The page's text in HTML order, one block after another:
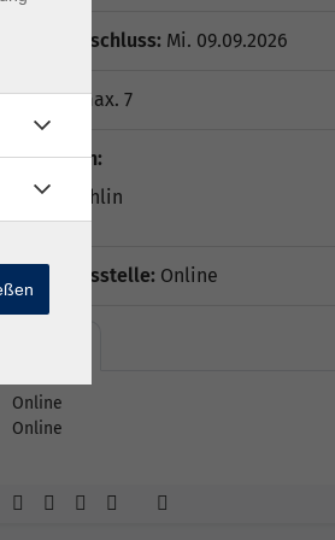
Anmeldeschluss: Mi. 09.09.2026
Plätze:max. 7
Dozent*in:
Igor Reichlin
Geschäftsstelle: Online
Online
Online